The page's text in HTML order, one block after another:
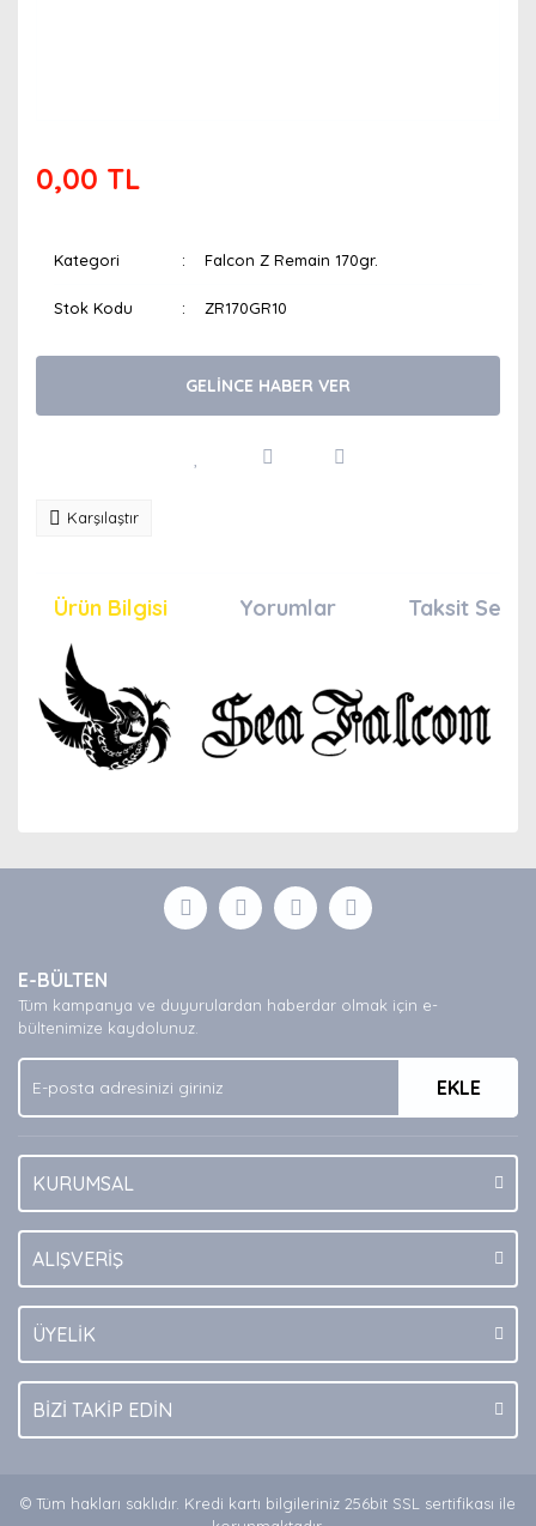
0,00 TL
Kategori Falcon Z Remain 170gr.
Stok Kodu ZR170GR10
GELİNCE HABER VER
Karşılaştır
Ürün Bilgisi Yorumlar Taksit
Yorum Yaz
formunu kullanarak tarafımıza iletebilirsiniz.
Görüş ve önerileriniz için teşekkür ederiz.
Ürün açıklamasında eksik bilgiler bulunuyor.
Ürün bilgilerinde hatalar bulunuyor.
Bu ürüne benzer farklı alternatifler olmalı.
E-BÜLTEN
Tüm kampanya ve duyurulardan haberdar olmak için e-
bültenimize kaydolunuz.
EKLE
KURUMSAL
ALIŞVERİŞ
ÜYELİK
BİZİ TAKİP EDİN
© Tüm hakları saklıdır. Kredi kartı bilgileriniz 256bit SSL sertifikası ile